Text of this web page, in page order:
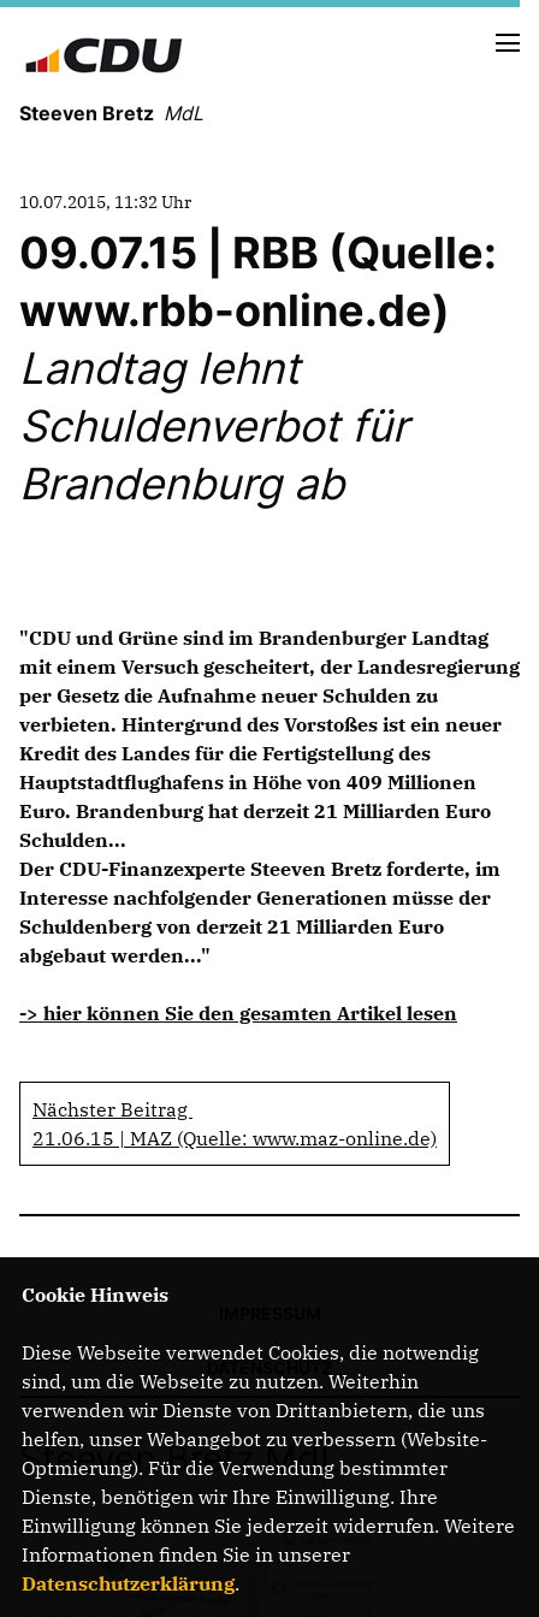
Steeven Bretz MdL
VITA
WAHLKREISBESUCHE
PRESSEFOTOS
MEIN BÜRGERBÜRO
MEIN WAHLKREIS
ZIELE
CDU Deutschland
CDU Fraktion im Brandenburger Landtag
CDU Brandenburg
CDU Potsdam
10.07.2015, 11:32 Uhr
09.07.15 | RBB (Quelle:
www.rbb-online.de)
Landtag lehnt
Schuldenverbot für
Brandenburg ab
"CDU und Grüne sind im Brandenburger Landtag
mit einem Versuch gescheitert, der Landesregierung
per Gesetz die Aufnahme neuer Schulden zu
verbieten. Hintergrund des Vorstoßes ist ein neuer
Kredit des Landes für die Fertigstellung des
Hauptstadtflughafens in Höhe von 409 Millionen
Euro. Brandenburg hat derzeit 21 Milliarden Euro
Schulden...
Der CDU-Finanzexperte Steeven Bretz forderte, im
Interesse nachfolgender Generationen müsse der
Schuldenberg von derzeit 21 Milliarden Euro
abgebaut werden..."
-> hier können Sie den gesamten Artikel lesen
Nächster Beitrag
21.06.15 | MAZ (Quelle: www.maz-online.de)
Steeven Bretz MdL
Cookie Hinweis
Diese Webseite verwendet Cookies, die notwendig
sind, um die Webseite zu nutzen. Weiterhin
verwenden wir Dienste von Drittanbietern, die uns
helfen, unser Webangebot zu verbessern (Website-
Optmierung). Für die Verwendung bestimmter
Dienste, benötigen wir Ihre Einwilligung. Ihre
Einwilligung können Sie jederzeit widerrufen. Weitere
Informationen finden Sie in unserer
Datenschutzerklärung.